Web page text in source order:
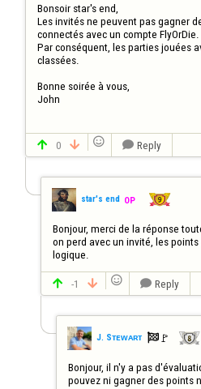
Bonsoir star's end,
Les invités ne peuvent pas gagner
connectés avec un compte FlyOrDie.
Par conséquent, les parties jouées
classées.
Bonne soirée à vous,
John
 0    Reply
star's end OP
Bonjour, merci de la réponse
on perd avec un invité, les
logique.
 -1    Reply
J. Sᴛᴇᴡᴀʀᴛ 🚩️
Bonjour, il n'y a pas
pouvez ni gagner des points